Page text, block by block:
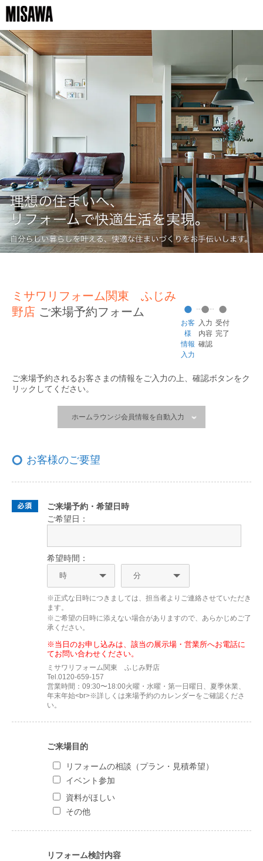
ミサワリフォーム関東 ふじみ
野店 ご来場予約フォーム
お客
様
情報
入力
入力
内容
確認
受付
完了
ご来場予約されるお客さまの情報をご入力の上、 確認ボタンをク
リックしてください。
ホームラウンジ会員情報を自動入力
お客様のご要望
ご来場予約・希望日時
ご希望日：
希望時間：
※正式な日時につきましては、担当者よりご連絡させていただき
ます。
※ご希望の日時に添えない場合がありますので、あらかじめご了
承ください。
※当日のお申し込みは、該当の展示場・営業所へお電話に
てお問い合わせください。
ミサワリフォーム関東 ふじみ野店
Tel.0120-659-157
営業時間：09:30〜18:00火曜・水曜・第一日曜日、夏季休業、
年末年始<br>※詳しくは来場予約のカレンダーをご確認くださ
い。
ご来場目的
リフォームの相談（プラン・見積希望）
イベント参加
資料がほしい
その他
リフォーム検討内容